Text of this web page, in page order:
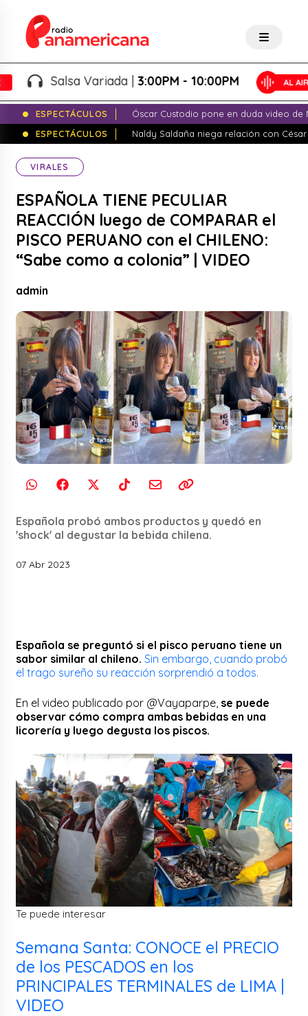
Salsa Variada |3:00PM - 10:00PM
ESPECTÁCULOS
Óscar Custodio pone en duda video de
ESPECTÁCULOS
Naldy Saldaña niega relación con
VIRALES
ESPAÑOLA TIENE PECULIAR
REACCIÓN luego de COMPARAR el
PISCO PERUANO con el CHILENO:
“Sabe como a colonia” | VIDEO
admin
Española probó ambos productos y quedó en
'shock' al degustar la bebida chilena.
07 Abr 2023
Española se preguntó si el pisco peruano tiene un
sabor similar al chileno. Sin embargo, cuando probó
el trago sureño su reacción sorprendió a todos.
En el video publicado por @Vayaparpe, se puede
observar cómo compra ambas bebidas en una
licorería y luego degusta los piscos.
Te puede interesar
Semana Santa: CONOCE el PRECIO
de los PESCADOS en los
PRINCIPALES TERMINALES de LIMA |
VIDEO